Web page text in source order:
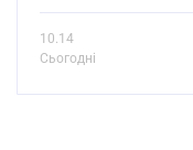
10.14
Сьогодні